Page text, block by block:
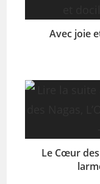
Avec joie
Le Cœur